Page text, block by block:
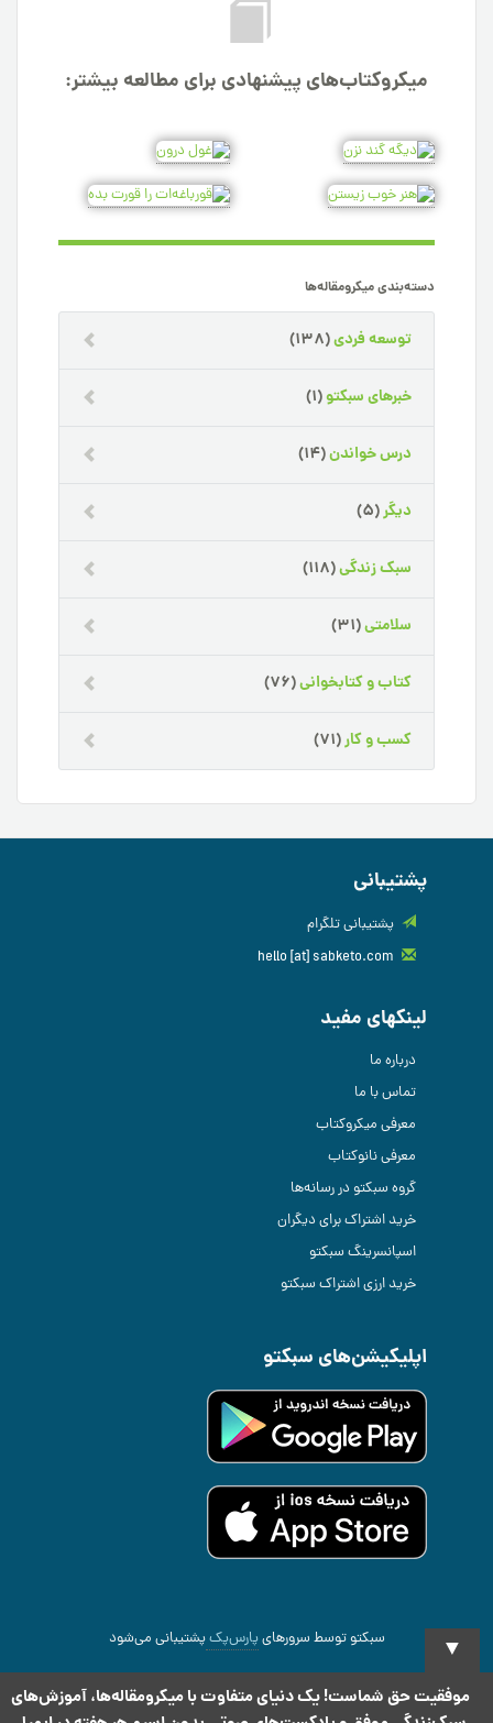
میکروکتاب‌های پیشنهادی برای مطالعه بیشتر:
دسته‌بندی میکرومقاله‌ها
توسعه فردی(138)
خبرهای سبکتو(1)
درس خواندن(14)
دیگر(5)
سبک زندگی(118)
سلامتی(31)
کتاب و کتابخوانی(76)
کسب و کار(71)
پشتیبانی
پشتیبانی تلگرام
لینکهای مفید
درباره ما
تماس با ما
معرفی میکروکتاب
معرفی نانوکتاب
گروه سبکتو در رسانه‌ها
خرید اشتراک برای دیگران
اسپانسرینگ سبکتو
خرید ارزی اشتراک سبکتو
اپلیکیشن‌های سبکتو
سبکتو توسط سرورهایپارس‌پکپشتیبانی می‌شود ▼
موفقیت حق شماست! یک دنیای متفاوت با میکرومقاله‌ها، آموزش‌های